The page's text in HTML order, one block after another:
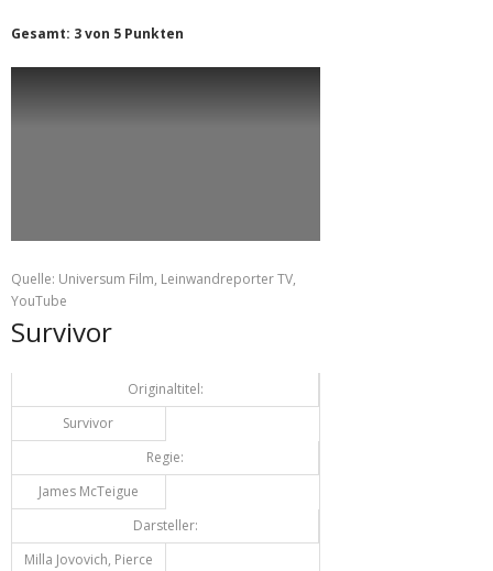
Gesamt: 3 von 5 Punkten
Quelle: Universum Film, Leinwandreporter TV,
YouTube
Survivor
Originaltitel:
Survivor
Regie:
James McTeigue
Darsteller:
Milla Jovovich, Pierce